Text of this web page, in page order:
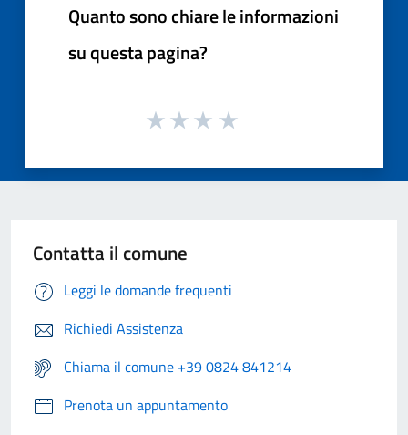
Quanto sono chiare le informazioni
su questa pagina?
Contatta il comune
Leggi le domande frequenti
Richiedi Assistenza
Chiama il comune +39 0824 841214
Prenota un appuntamento